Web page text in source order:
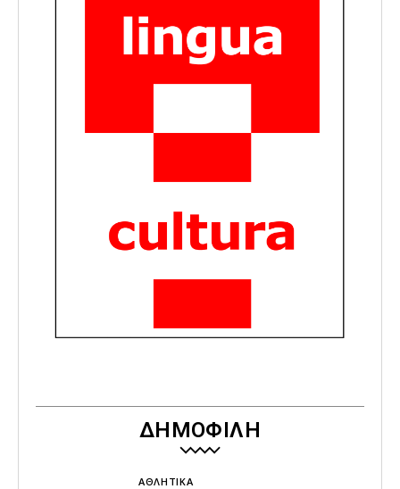
ΔΗΜΟΦΙΛΗ
ΑΘΛΗΤΙΚΑ